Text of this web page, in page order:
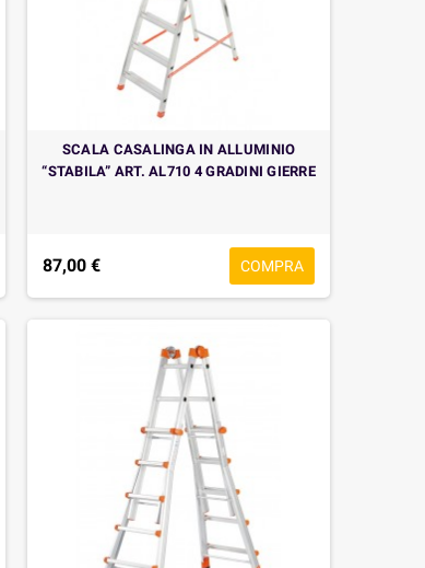
SCALA CASALINGA IN ALLUMINIO
“STABILA” ART. AL710 4 GRADINI GIERRE
87,00 € COMPRA